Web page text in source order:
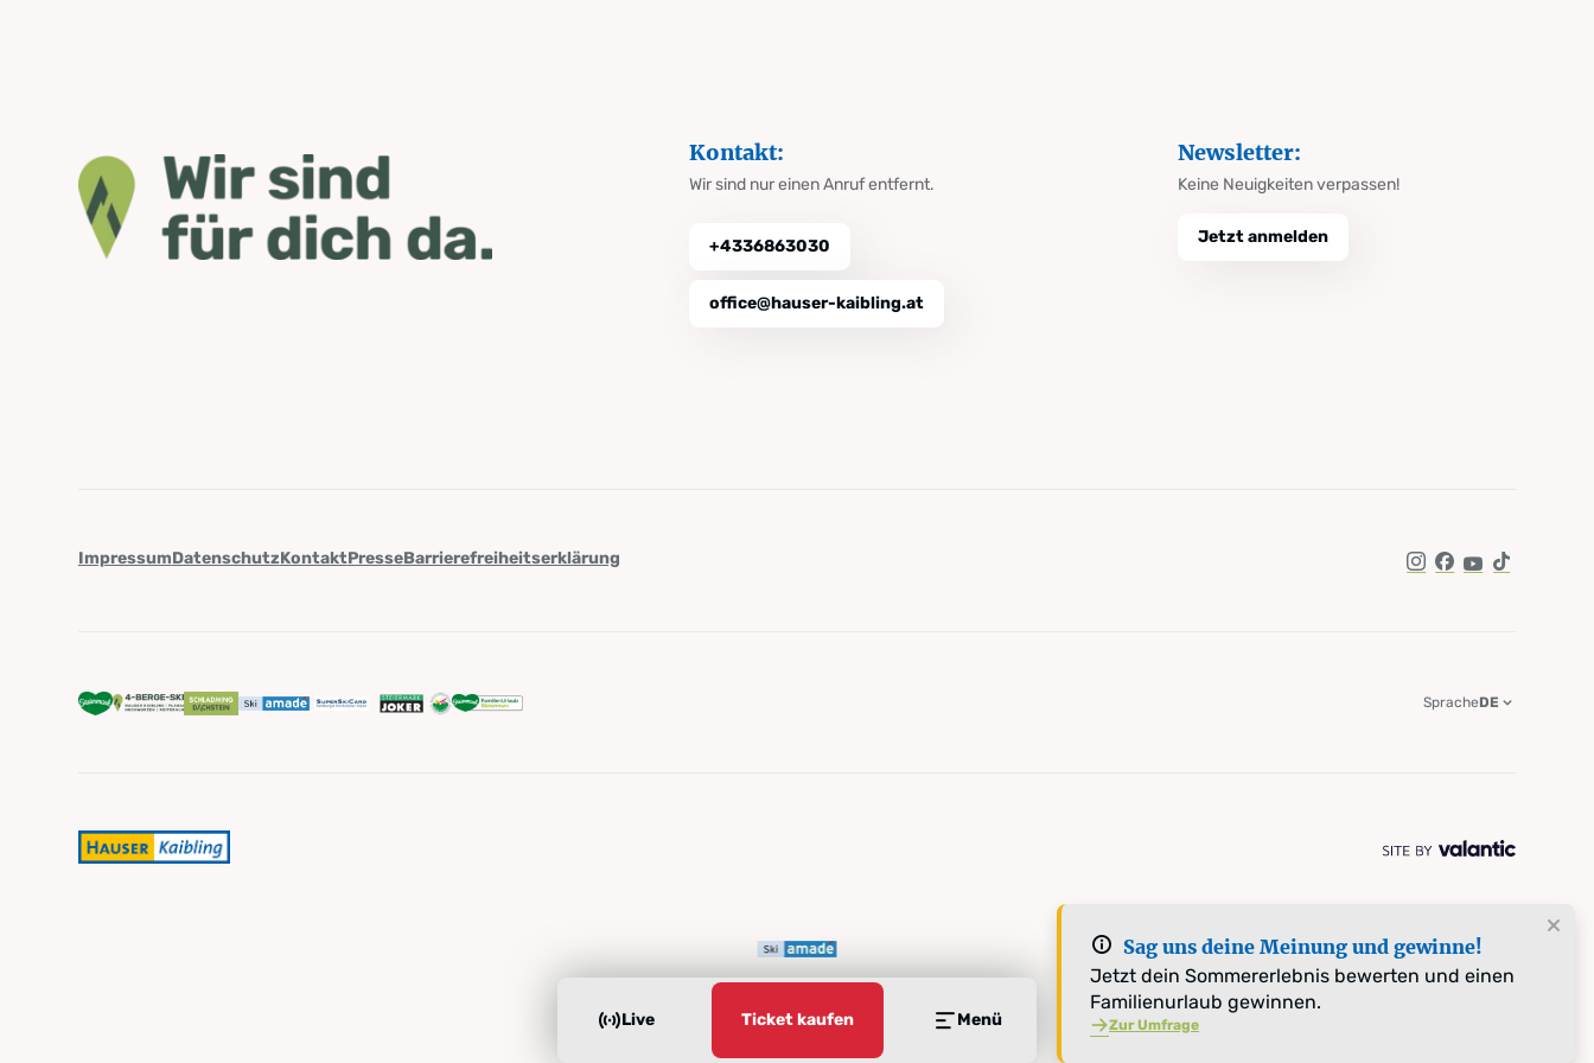
Live Ticket kaufen Menü
Sag uns deine Meinung und gewinne!
Jetzt dein Sommererlebnis bewerten und einen
Familienurlaub gewinnen.
Zur Umfrage
Kontakt:
Wir sind nur einen Anruf entfernt.
+4336863030
office@hauser-kaibling.at
Newsletter:
Keine Neuigkeiten verpassen!
Jetzt anmelden
ImpressumDatenschutzKontaktPresseBarrierefreiheitserklärung
Instagram
Facebook
YouTube
TikTok
SpracheDE